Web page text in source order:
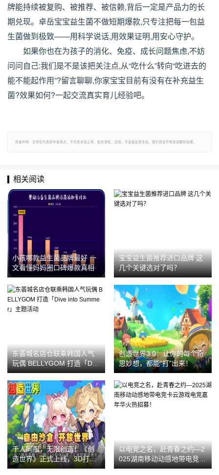
牌能持续被复购、被推荐、被信赖,背后一定是产品力的长
期兑现。卓岳宝宝益生菌不做短期爆款,只专注把每一包益
生菌做到极致——用科学说话,用效果证明,用安心守护。
如果你也在为孩子的消化、免疫、成长问题焦虑,不妨
问问自己:我们是不是该把关注点,从“吃什么”转向“吃进去的
能不能起作用”?留言聊聊,你家宝宝目前有没有在补充益生
菌?效果如何?一起交流真实育儿经验吧。
郑重声明：文章仅代表原作者观点，不代表本站立场；如有侵权、违规，可直接反馈本站，我们将会作修改或删除处理。
相关阅读
小孩哪款益生菌品牌最好 一
文看懂妈妈圈口碑爆款真相
宝宝益生菌推荐进口品牌 这
几个关键选对了吗？
东荟城名店仓联乘韩国人气
玩偶 BELLYGOM 打造「Div
e into Summer」主题活动
创造世界3.0：让你的每个奇
思妙想，都能"打"出来！
千人同服，无限创造！《创
造世界》正式上线，3D打印
重新定义玩家创造力
以电竞之名，赴青春之约—2
025湖南移动动感地带电竞卡
云游戏电竞嘉年华火热招